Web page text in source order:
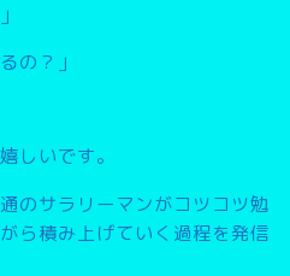
の？」
しいです。
のサラリーマンがコツコツ勉
ら積み上げていく過程を発信